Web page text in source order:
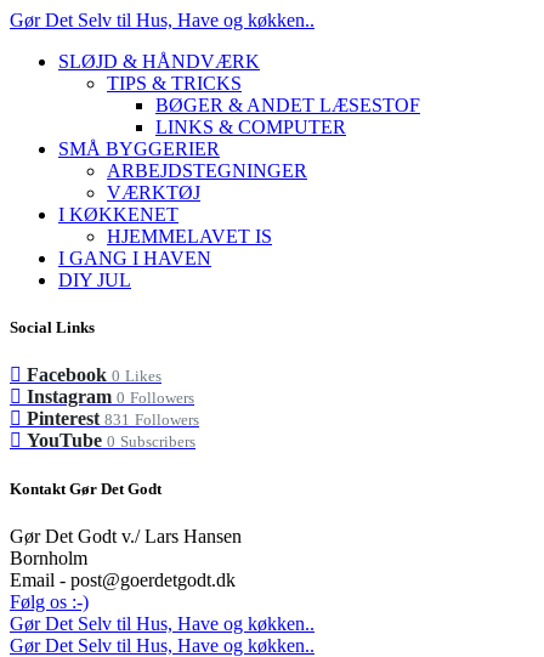
Gør Det Selv til Hus, Have og køkken..
SLØJD & HÅNDVÆRK
TIPS & TRICKS
BØGER & ANDET LÆSESTOF
LINKS & COMPUTER
SMÅ BYGGERIER
ARBEJDSTEGNINGER
VÆRKTØJ
I KØKKENET
HJEMMELAVET IS
I GANG I HAVEN
DIY JUL
Social Links
Facebook 0 Likes
Instagram 0 Followers
Pinterest 831 Followers
YouTube 0 Subscribers
Kontakt Gør Det Godt
Gør Det Godt v./ Lars Hansen
Bornholm
Email - post@goerdetgodt.dk
Følg os :-)
Gør Det Selv til Hus, Have og køkken..
Gør Det Selv til Hus, Have og køkken..